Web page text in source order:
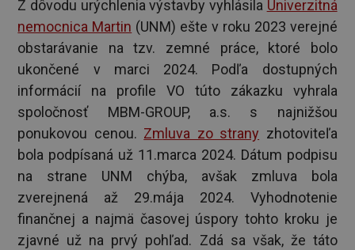
Z dôvodu urýchlenia výstavby vyhlásila Univerzitná
nemocnica Martin (UNM) ešte v roku 2023 verejné
obstarávanie na tzv. zemné práce, ktoré bolo
ukončené v marci 2024. Podľa dostupných
informácií na profile VO túto zákazku vyhrala
spoločnosť MBM-GROUP, a.s. s najnižšou
ponukovou cenou. Zmluva zo strany zhotoviteľa
bola podpísaná už 11.marca 2024. Dátum podpisu
na strane UNM chýba, avšak zmluva bola
zverejnená až 29.mája 2024. Vyhodnotenie
finančnej a najmä časovej úspory tohto kroku je
zjavné už na prvý pohľad. Zdá sa však, že táto